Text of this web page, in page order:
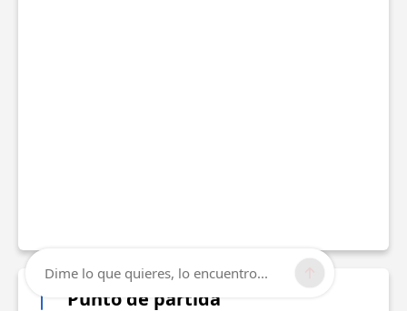
Punto de partida
Dime lo que quieres, lo encuentro...